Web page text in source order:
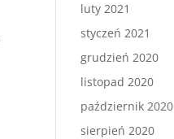
luty 2021
styczeń 2021
grudzień 2020
listopad 2020
październik 2020
sierpień 2020